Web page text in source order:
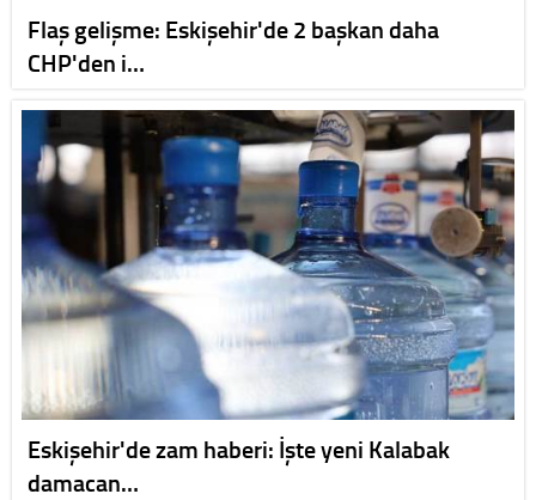
Flaş gelişme: Eskişehir'de 2 başkan daha
CHP'den i…
Eskişehir'de zam haberi: İşte yeni Kalabak
damacan…